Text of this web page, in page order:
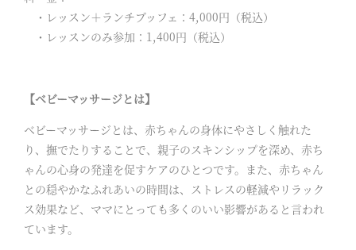
・レッスン＋ランチブッフェ：4,000円（税込）
・レッスンのみ参加：1,400円（税込）
【ベビーマッサージとは】
ベビーマッサージとは、赤ちゃんの身体にやさしく触れた
り、撫でたりすることで、親子のスキンシップを深め、赤ち
ゃんの心身の発達を促すケアのひとつです。また、赤ちゃん
との穏やかなふれあいの時間は、ストレスの軽減やリラック
ス効果など、ママにとっても多くのいい影響があると言われ
ています。